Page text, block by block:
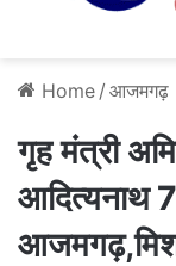
Home / आजमगढ़
गृह मंत्री
आदित्यनाथ